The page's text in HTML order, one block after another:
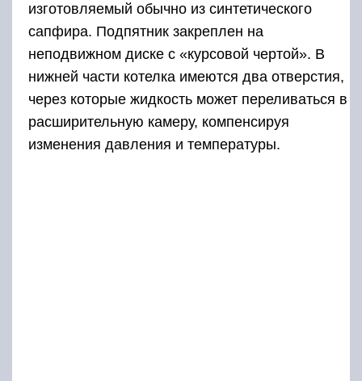
изготовляемый обычно из синтетического
сапфира. Подпятник закреплен на
неподвижном диске с «курсовой чертой». В
нижней части котелка имеются два отверстия,
через которые жидкость может переливаться в
расширительную камеру, компенсируя
изменения давления и температуры.